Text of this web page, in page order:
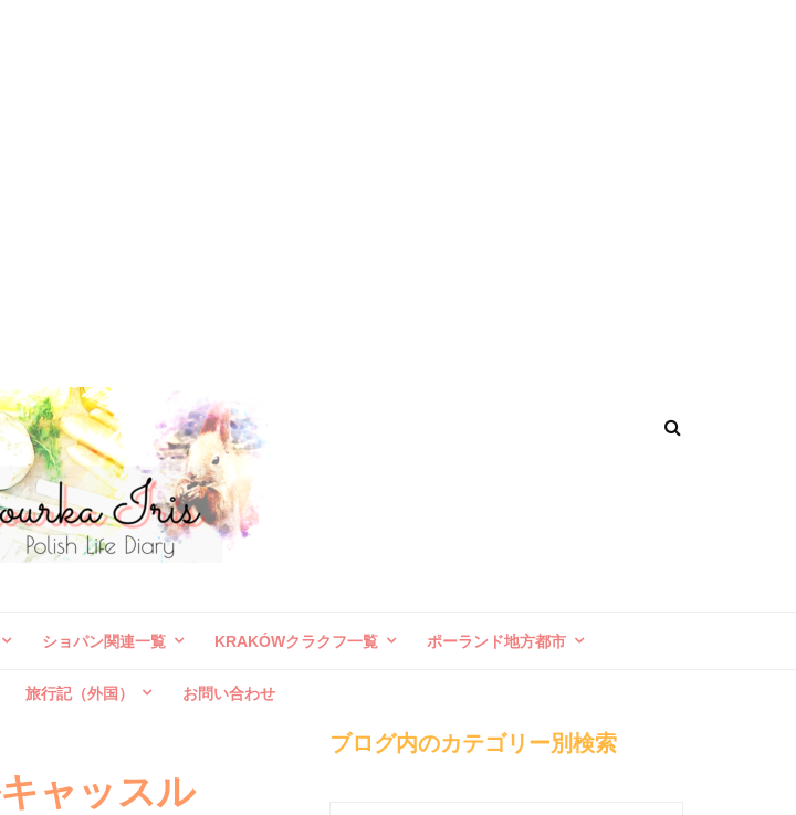
ショパン関連一覧 KRAKÓWクラクフ一覧 ポーランド地方都市
旅行記（外国） お問い合わせ
ャッスル
ブログ内のカテゴリー別検索